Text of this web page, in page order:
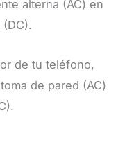
alterna (AC) en
de tu teléfono,
de pared (AC)